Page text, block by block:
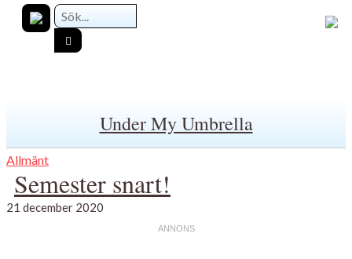
Under My Umbrella
Allmänt
Semester snart!
21 december 2020